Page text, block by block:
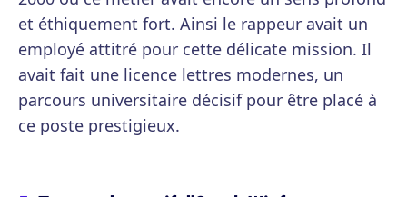
et éthiquement fort. Ainsi le rappeur avait un
employé attitré pour cette délicate mission. Il
avait fait une licence lettres modernes, un
parcours universitaire décisif pour être placé à
ce poste prestigieux.